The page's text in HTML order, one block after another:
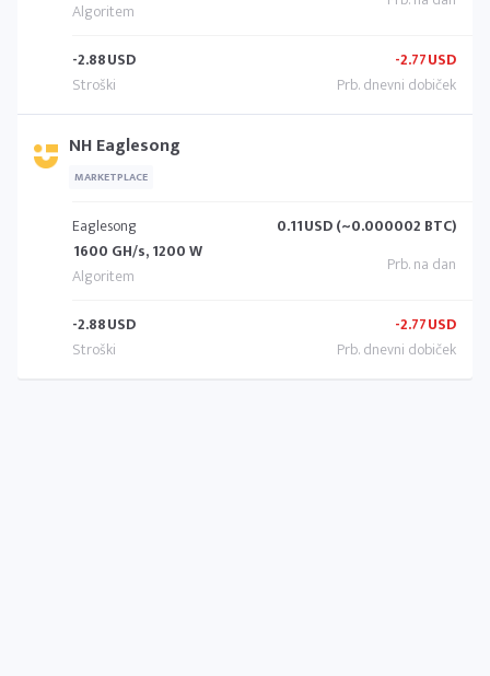
-2.88USD -2.77USD
NH Eaglesong
MARKETPLACE
Eaglesong
1600 GH/s, 1200 W
0.11USD (~0.000002 BTC)
-2.88USD -2.77USD